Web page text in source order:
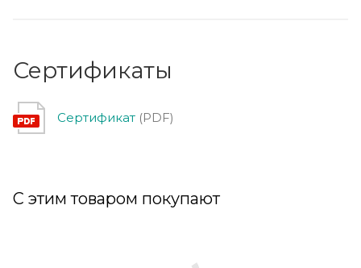
Сертификаты
Сертификат (PDF)
С этим товаром покупают